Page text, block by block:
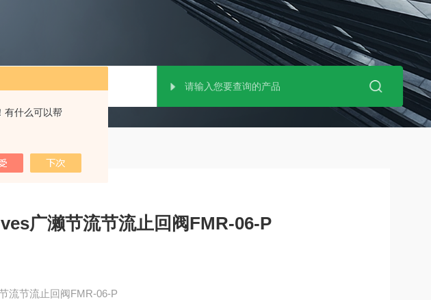
有什么可以帮
广濑节流节流止回阀FMR-06-P
流节流止回阀FMR-06-P